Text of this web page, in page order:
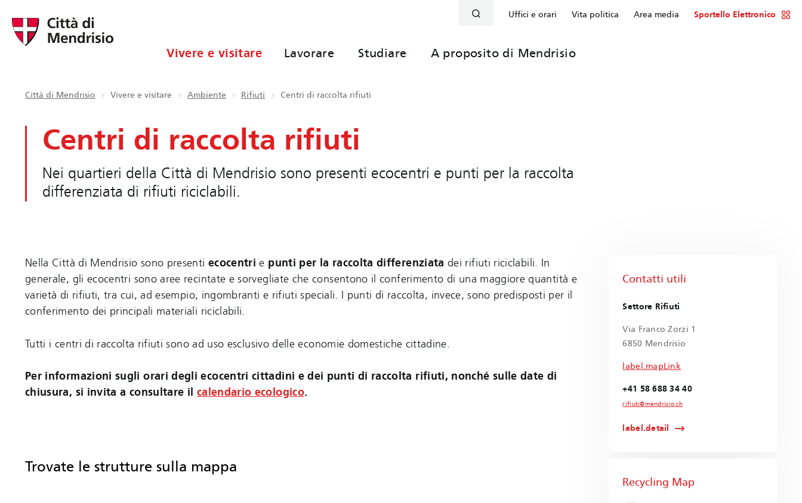
Uffici e orari Vita politica Area media Sportello Elettronico
Vivere e visitare Lavorare Studiare A proposito di Mendrisio
Città di Mendrisio Vivere e visitare Ambiente Rifiuti Centri di raccolta rifiuti
Centri di raccolta rifiuti
Nei quartieri della Città di Mendrisio sono presenti ecocentri e punti per la raccolta
differenziata di rifiuti riciclabili.
Nella Città di Mendrisio sono presenti ecocentrie punti per la raccolta differenziata dei rifiuti riciclabili. In
generale, gli ecocentri sono aree recintate e sorvegliate che consentono il conferimento di una maggiore quantità e
varietà di rifiuti, tra cui, ad esempio, ingombranti e rifiuti speciali. I punti di raccolta, invece, sono predisposti per il
conferimento dei principali materiali riciclabili.
Tutti i centri di raccolta rifiuti sono ad uso esclusivo delle economie domestiche cittadine.
Per informazioni sugli orari degli ecocentri cittadini e dei punti di raccolta rifiuti, nonché sulle date di
chiusura, si invita a consultare il calendario ecologico.
Trovate le strutture sulla mappa
Contatti utili
Settore Rifiuti
Via Franco Zorzi 1
6850 Mendrisio
label.mapLink
+41 58 688 34 40
rifiuti@mendrisio.ch
label.detail
Recycling Map